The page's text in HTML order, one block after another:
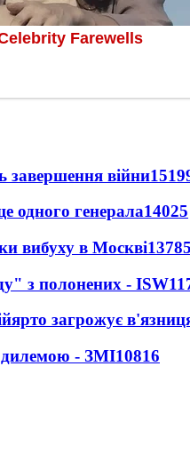
війни
одного генерала14025
вибуху в Москві13785
з полонених - ISW
загрожує
дилемою - ЗМІ10816